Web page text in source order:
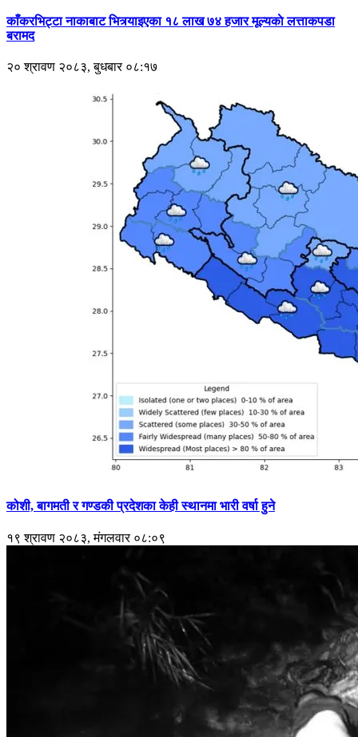
काँकरभिट्टा नाकाबाट भित्र्याइएका १८ लाख ७४ हजार मूल्यकाे लत्ताकपडा
बरामद
२० श्रावण २०८३, बुधबार ०८:१७
कोशी, बागमती र गण्डकी प्रदेशका केही स्थानमा भारी वर्षा हुने
१९ श्रावण २०८३, मंगलवार ०८:०९